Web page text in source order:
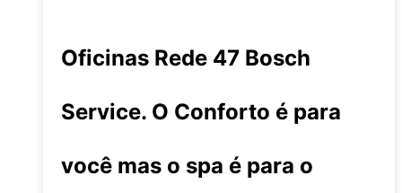
Oficinas Rede 47 Bosch
Service. O Conforto é para
você mas o spa é para o